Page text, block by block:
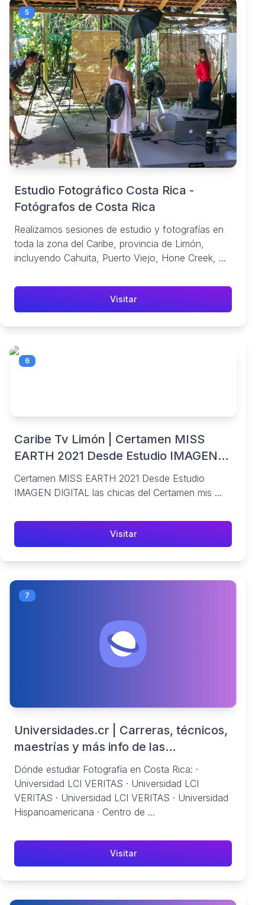
5
Estudio Fotográfico Costa Rica -
Fotógrafos de Costa Rica
Realizamos sesiones de estudio y fotografías en
toda la zona del Caribe, provincia de Limón,
incluyendo Cahuita, Puerto Viejo, Hone Creek, ...
Visitar
6
Caribe Tv Limón | Certamen MISS
EARTH 2021 Desde Estudio IMAGEN
DIGITAL las chicas del Certamen mis
EARTH se preparan para la respectiva
Imagen Digital Studio Fotográfico
Limón | Facebook
Certamen MISS EARTH 2021 Desde Estudio
IMAGEN DIGITAL las chicas del Certamen mis ...
Visitar
7
Universidades.cr | Carreras, técnicos,
maestrías y más info de las
universidades públicas y privadas en
Costa Rica
Dónde estudiar Fotografía en Costa Rica: ·
Universidad LCI VERITAS · Universidad LCI
VERITAS · Universidad LCI VERITAS · Universidad
Hispanoamericana · Centro de ...
Visitar